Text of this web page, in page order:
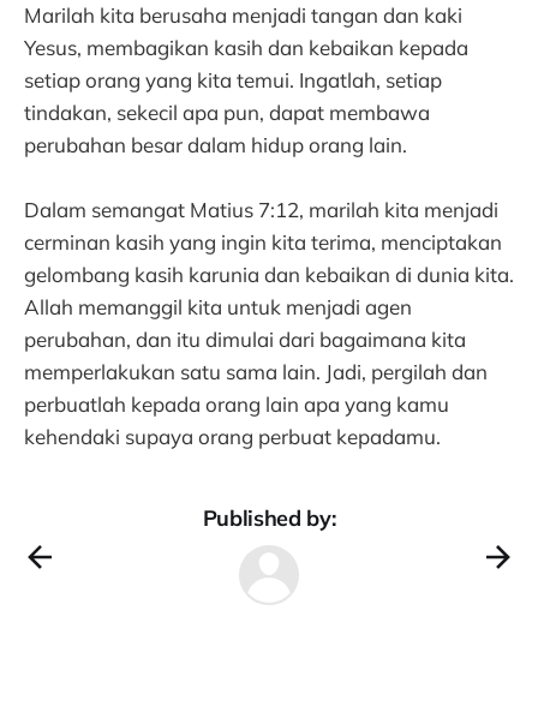
Marilah kita berusaha menjadi tangan dan kaki
Yesus, membagikan kasih dan kebaikan kepada
setiap orang yang kita temui. Ingatlah, setiap
tindakan, sekecil apa pun, dapat membawa
perubahan besar dalam hidup orang lain.
Dalam semangat Matius 7:12, marilah kita menjadi
cerminan kasih yang ingin kita terima, menciptakan
gelombang kasih karunia dan kebaikan di dunia kita.
Allah memanggil kita untuk menjadi agen
perubahan, dan itu dimulai dari bagaimana kita
memperlakukan satu sama lain. Jadi, pergilah dan
perbuatlah kepada orang lain apa yang kamu
kehendaki supaya orang perbuat kepadamu.
Published by: